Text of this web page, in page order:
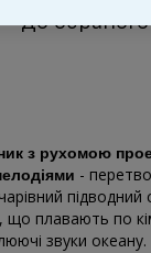
До обраного
з рухомою
-
підводний
що плавають по
звуки океану.